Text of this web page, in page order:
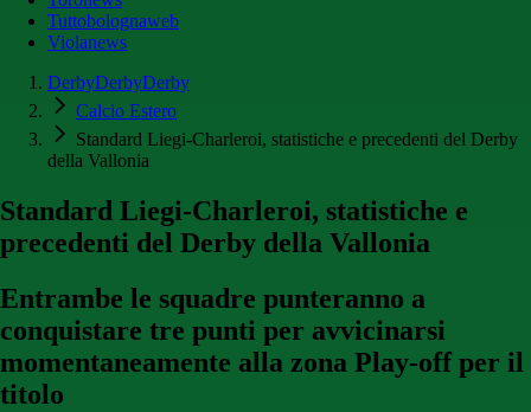
Tuttobolognaweb
Violanews
DerbyDerbyDerby
Calcio Estero
Standard Liegi-Charleroi, statistiche e precedenti del Derby
della Vallonia
Standard Liegi-Charleroi, statistiche e
precedenti del Derby della Vallonia
Entrambe le squadre punteranno a
conquistare tre punti per avvicinarsi
momentaneamente alla zona Play-off per il
titolo